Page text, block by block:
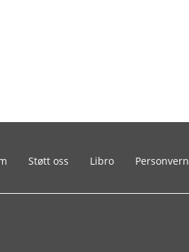
Støtt oss Libro Personvern